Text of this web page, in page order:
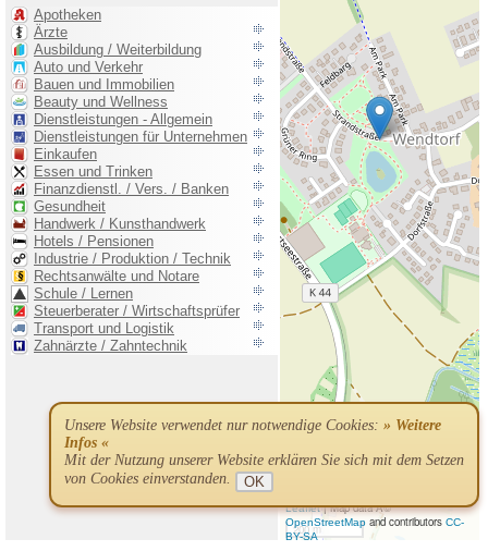
Unsere Website verwendet nur notwendige Cookies: » Weitere
Infos «
Mit der Nutzung unserer Website erklären Sie sich mit dem Setzen
von Cookies einverstanden.
OK